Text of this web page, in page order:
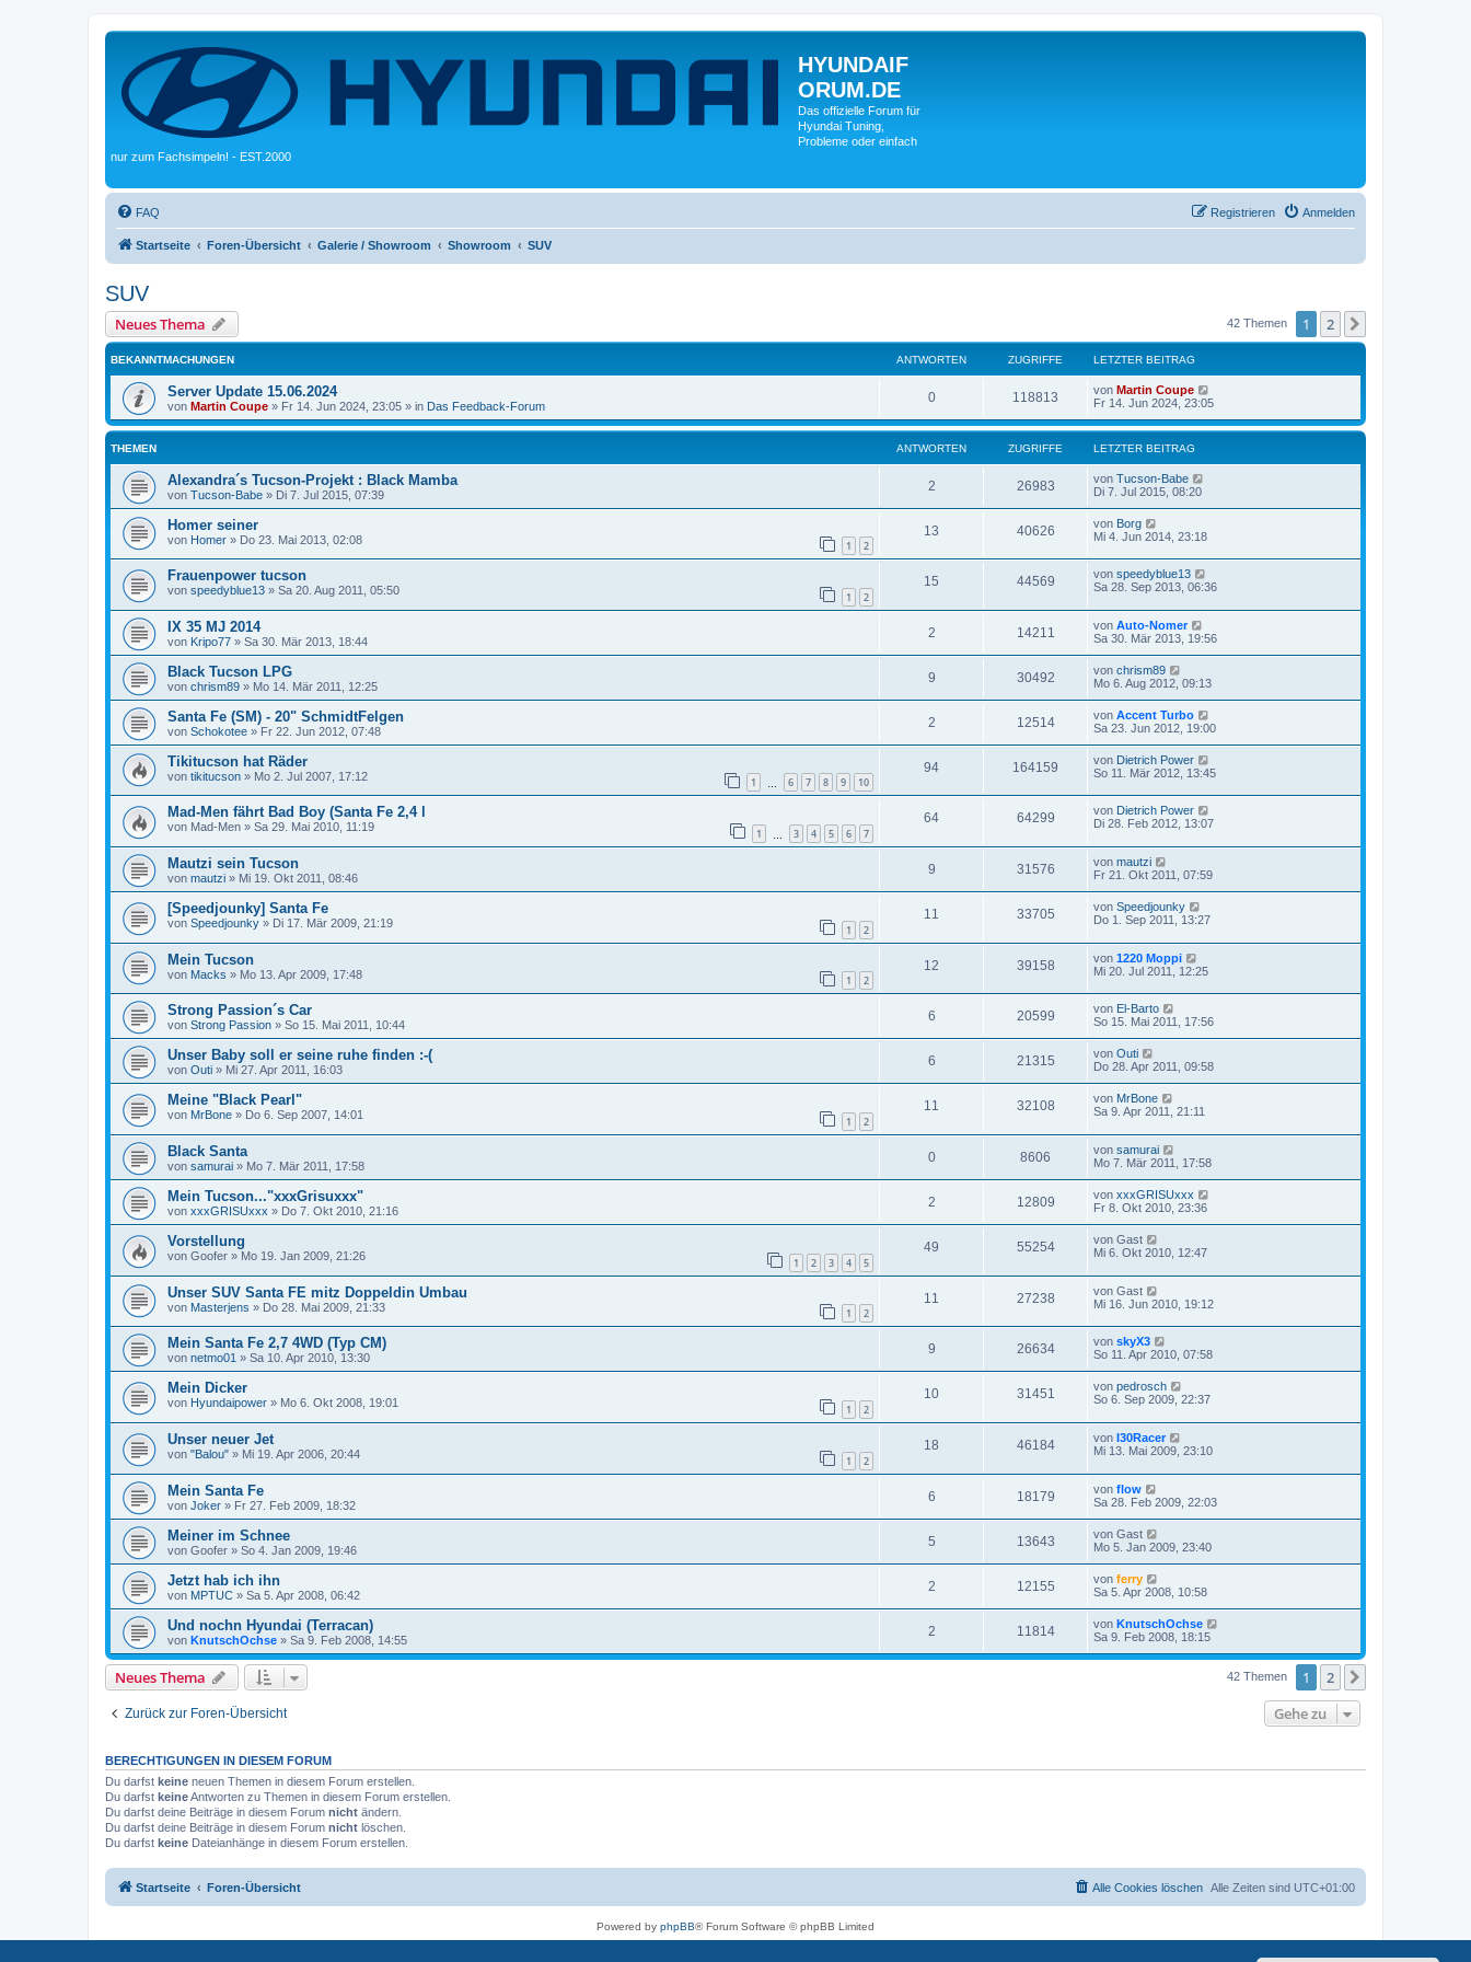
HYUNDAIF
ORUM.DE
Das offizielle Forum für
Hyundai Tuning,
Probleme oder einfach
nur zum Fachsimpeln! - EST.2000
FAQ Anmelden
Registrieren
Startseite Foren-Übersicht Galerie / Showroom Showroom SUV
SUV
Neues Thema 42 Themen 1 2
BEKANNTMACHUNGEN ANTWORTEN ZUGRIFFE LETZTER BEITRAG
Server Update 15.06.2024
von Martin Coupe » Fr 14. Jun 2024, 23:05 » in Das Feedback-Forum
0 118813 von Martin Coupe
Fr 14. Jun 2024, 23:05
THEMEN ANTWORTEN ZUGRIFFE LETZTER BEITRAG
Alexandra´s Tucson-Projekt : Black Mamba
von Tucson-Babe » Di 7. Jul 2015, 07:39
2 26983 von Tucson-Babe
Di 7. Jul 2015, 08:20
Homer seiner
von Homer » Do 23. Mai 2013, 02:08 1 2
13 40626 von Borg
Mi 4. Jun 2014, 23:18
Frauenpower tucson
von speedyblue13 » Sa 20. Aug 2011, 05:50 1 2
15 44569 von speedyblue13
Sa 28. Sep 2013, 06:36
IX 35 MJ 2014
von Kripo77 » Sa 30. Mär 2013, 18:44
2 14211 von Auto-Nomer
Sa 30. Mär 2013, 19:56
Black Tucson LPG
von chrism89 » Mo 14. Mär 2011, 12:25
9 30492 von chrism89
Mo 6. Aug 2012, 09:13
Santa Fe (SM) - 20" SchmidtFelgen
von Schokotee » Fr 22. Jun 2012, 07:48
2 12514 von Accent Turbo
Sa 23. Jun 2012, 19:00
Tikitucson hat Räder
von tikitucson » Mo 2. Jul 2007, 17:12 1 6 7 8 9 10
94 164159 von Dietrich Power
So 11. Mär 2012, 13:45
Mad-Men fährt Bad Boy (Santa Fe 2,4 l
von Mad-Men » Sa 29. Mai 2010, 11:19 1 3 4 5 6 7
64 64299 von Dietrich Power
Di 28. Feb 2012, 13:07
Mautzi sein Tucson
von mautzi » Mi 19. Okt 2011, 08:46
9 31576 von mautzi
Fr 21. Okt 2011, 07:59
[Speedjounky] Santa Fe
von Speedjounky » Di 17. Mär 2009, 21:19 1 2
11 33705 von Speedjounky
Do 1. Sep 2011, 13:27
Mein Tucson
von Macks » Mo 13. Apr 2009, 17:48 1 2
12 39158 von 1220 Moppi
Mi 20. Jul 2011, 12:25
Strong Passion´s Car
von Strong Passion » So 15. Mai 2011, 10:44
6 20599 von El-Barto
So 15. Mai 2011, 17:56
Unser Baby soll er seine ruhe finden :-(
von Outi » Mi 27. Apr 2011, 16:03
6 21315 von Outi
Do 28. Apr 2011, 09:58
Meine "Black Pearl"
von MrBone » Do 6. Sep 2007, 14:01 1 2
11 32108 von MrBone
Sa 9. Apr 2011, 21:11
Black Santa
von samurai » Mo 7. Mär 2011, 17:58
0 8606 von samurai
Mo 7. Mär 2011, 17:58
Mein Tucson..."xxxGrisuxxx"
von xxxGRISUxxx » Do 7. Okt 2010, 21:16
2 12809 von xxxGRISUxxx
Fr 8. Okt 2010, 23:36
Vorstellung
von Goofer » Mo 19. Jan 2009, 21:26 1 2 3 4 5
49 55254 von Gast
Mi 6. Okt 2010, 12:47
Unser SUV Santa FE mitz Doppeldin Umbau
von Masterjens » Do 28. Mai 2009, 21:33 1 2
11 27238 von Gast
Mi 16. Jun 2010, 19:12
Mein Santa Fe 2,7 4WD (Typ CM)
von netmo01 » Sa 10. Apr 2010, 13:30
9 26634 von skyX3
So 11. Apr 2010, 07:58
Mein Dicker
von Hyundaipower » Mo 6. Okt 2008, 19:01 1 2
10 31451 von pedrosch
So 6. Sep 2009, 22:37
Unser neuer Jet
von "Balou" » Mi 19. Apr 2006, 20:44 1 2
18 46184 von I30Racer
Mi 13. Mai 2009, 23:10
Mein Santa Fe
von Joker » Fr 27. Feb 2009, 18:32
6 18179 von flow
Sa 28. Feb 2009, 22:03
Meiner im Schnee
von Goofer » So 4. Jan 2009, 19:46
5 13643 von Gast
Mo 5. Jan 2009, 23:40
Jetzt hab ich ihn
von MPTUC » Sa 5. Apr 2008, 06:42
2 12155 von ferry
Sa 5. Apr 2008, 10:58
Und nochn Hyundai (Terracan)
von KnutschOchse » Sa 9. Feb 2008, 14:55
2 11814 von KnutschOchse
Sa 9. Feb 2008, 18:15
Neues Thema 42 Themen 1 2
Zurück zur Foren-Übersicht Gehe zu
BERECHTIGUNGEN IN DIESEM FORUM
Du darfst keine neuen Themen in diesem Forum erstellen.
Du darfst keineAntworten zu Themen in diesem Forum erstellen.
Du darfst deine Beiträge in diesem Forum nicht ändern.
Du darfst deine Beiträge in diesem Forum nicht löschen.
Du darfst keine Dateianhänge in diesem Forum erstellen.
Startseite Foren-Übersicht Alle Zeiten sind UTC+01:00
Alle Cookies löschen
Powered by phpBB® Forum Software © phpBB Limited